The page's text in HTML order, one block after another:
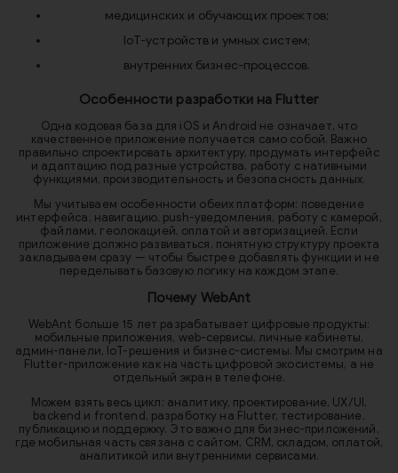
медицинских и обучающих проектов;
IoT-устройств и умных систем;
внутренних бизнес-процессов.
Особенности разработки на Flutter
Одна кодовая база для iOS и Android не означает, что
качественное приложение получается само собой. Важно
правильно спроектировать архитектуру, продумать интерфейс
и адаптацию под разные устройства, работу с нативными
функциями, производительность и безопасность данных.
Мы учитываем особенности обеих платформ: поведение
интерфейса, навигацию, push-уведомления, работу с камерой,
файлами, геолокацией, оплатой и авторизацией. Если
приложение должно развиваться, понятную структуру проекта
закладываем сразу — чтобы быстрее добавлять функции и не
переделывать базовую логику на каждом этапе.
Почему WebAnt
WebAnt больше 15 лет разрабатывает цифровые продукты:
мобильные приложения, web-сервисы, личные кабинеты,
админ-панели, IoT-решения и бизнес-системы. Мы смотрим на
Flutter-приложение как на часть цифровой экосистемы, а не
отдельный экран в телефоне.
Можем взять весь цикл: аналитику, проектирование, UX/UI,
backend и frontend, разработку на Flutter, тестирование,
публикацию и поддержку. Это важно для бизнес-приложений,
где мобильная часть связана с сайтом, CRM, складом, оплатой,
аналитикой или внутренними сервисами.